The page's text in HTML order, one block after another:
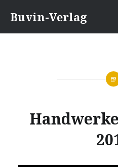
zum
Inhalt
Buvin-Verlag